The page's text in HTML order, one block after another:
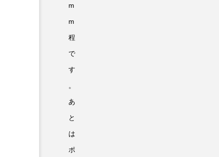
m
m
程
で
す
。
あ
と
は
ポ